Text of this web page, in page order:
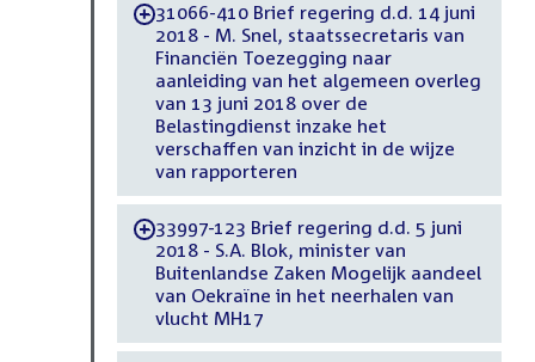
-31066-410 Brief regering d.d. 14 juni
2018 - M. Snel, staatssecretaris van
Financiën Toezegging naar
aanleiding van het algemeen overleg
van 13 juni 2018 over de
Belastingdienst inzake het
verschaffen van inzicht in de wijze
van rapporteren
-33997-123 Brief regering d.d. 5 juni
2018 - S.A. Blok, minister van
Buitenlandse Zaken Mogelijk aandeel
van Oekraïne in het neerhalen van
vlucht MH17